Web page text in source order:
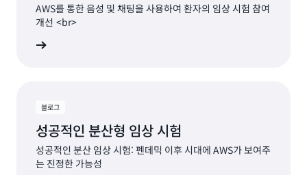
AWS를 통한 음성 및 채팅을 사용하여 환자의 임상 시험 참여
개선 <br>
블로그
성공적인 분산형 임상 시험
성공적인 분산 임상 시험: 펜데믹 이후 시대에 AWS가 보여주
는 진정한 가능성